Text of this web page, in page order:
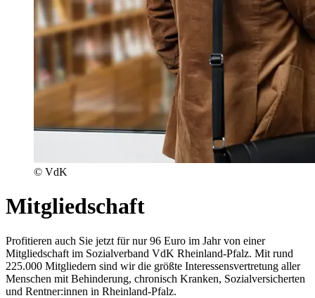
© VdK
Mitgliedschaft
Profitieren auch Sie jetzt für nur 96 Euro im Jahr von einer
Mitgliedschaft im Sozialverband VdK Rheinland-Pfalz. Mit rund
225.000 Mitgliedern sind wir die größte Interessensvertretung aller
Menschen mit Behinderung, chronisch Kranken, Sozialversicherten
und Rentner:innen in Rheinland-Pfalz.